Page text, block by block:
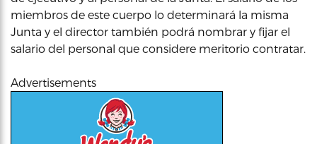
miembros de este cuerpo lo determinará la misma
Junta y el director también podrá nombrar y fijar el
salario del personal que considere meritorio contratar.
Advertisements